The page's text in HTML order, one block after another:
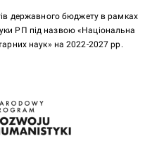
державного бюджету в рамках
РП під назвою «Національна
наук» на 2022-2027 рр.